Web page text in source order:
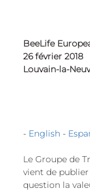
BeeLife
26 février 2018
Louvain-la-
- English -
Le Groupe de
vient de
question la